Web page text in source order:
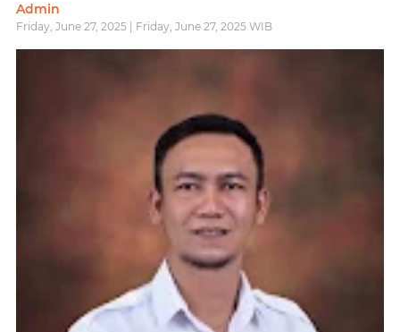
Admin
Friday, June 27, 2025 | Friday, June 27, 2025 WIB